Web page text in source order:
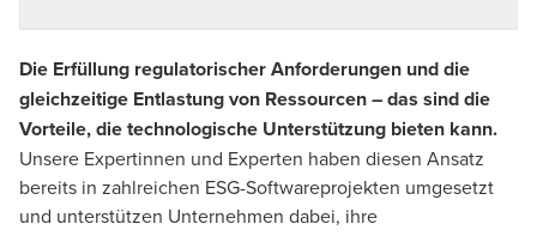
Doppelte Wesentlichkeitsanalyse:KI-gestützte
Tools generieren und bewerten Impact- und
Financial-Materiality-Aspekte (IROs) und
ermöglichen die strukturierte Einbindung
relevanter Stakeholder.
Die Erfüllung regulatorischer Anforderungen und die
gleichzeitige Entlastung von Ressourcen – das sind die
Vorteile, die technologische Unterstützung bieten kann.
Unsere Expertinnen und Experten haben diesen Ansatz
bereits in zahlreichen ESG-Softwareprojekten umgesetzt
und unterstützen Unternehmen dabei, ihre